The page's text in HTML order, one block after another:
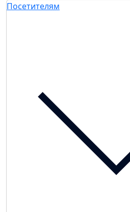
Посетителям